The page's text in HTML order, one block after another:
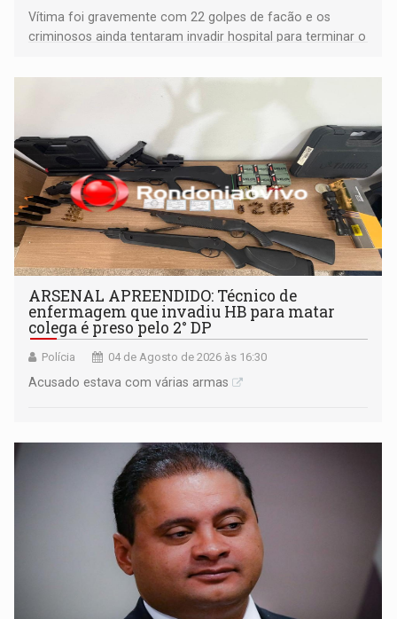
Vítima foi gravemente com 22 golpes de facão e os
criminosos ainda tentaram invadir hospital para terminar o
ARSENAL APREENDIDO: Técnico de
enfermagem que invadiu HB para matar
colega é preso pelo 2° DP
Polícia 04 de Agosto de 2026 às 16:30
Acusado estava com várias armas